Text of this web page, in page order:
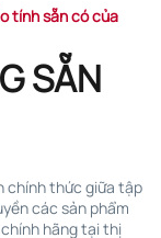
tính sẵn có của
SẴN
chính thức giữa tập
các sản phẩm
hãng tại thị